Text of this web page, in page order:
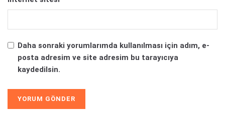
Daha sonraki yorumlarımda kullanılması için adım, e-
posta adresim ve site adresim bu tarayıcıya
kaydedilsin.